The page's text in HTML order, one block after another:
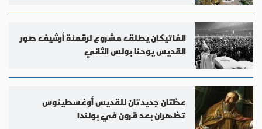
الفاتيكان يطلق مشروع لرقمنة أرشيف صور
القديس يوحنا بولس الثاني
عظتان جديدتان للقديس أوغسطينوس
تظهران بعد قرون في بولندا